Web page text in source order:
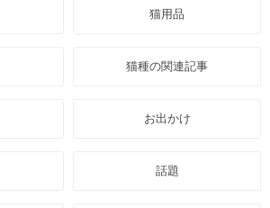
猫用品
猫種の関連記事
お出かけ
話題